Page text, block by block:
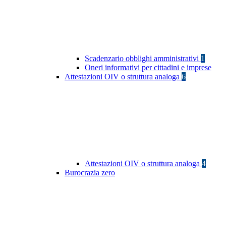
Scadenzario obblighi amministrativi 1
Oneri informativi per cittadini e imprese
Attestazioni OIV o struttura analoga 6
Attestazioni OIV o struttura analoga 4
Burocrazia zero